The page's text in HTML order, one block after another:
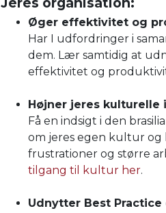
Øger effektivitet og
Har I udfordringer i
dem. Lær samtidig at
effektivitet og
Højner jeres
Få en indsigt i den
om jeres egen kultur
frustrationer og større
tilgang til kultur her.
Udnytter Best